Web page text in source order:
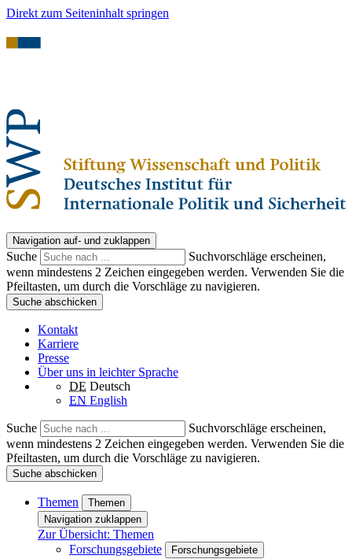
Direkt zum Seiteninhalt springen
Navigation auf- und zuklappen
Suche
Suchvorschläge erscheinen,
wenn mindestens 2 Zeichen eingegeben werden. Verwenden Sie die
Pfeiltasten, um durch die Vorschläge zu navigieren.
Suche abschicken
Kontakt
Karriere
Presse
Über uns in leichter Sprache
DE Deutsch
EN English
Suche
Suchvorschläge erscheinen,
wenn mindestens 2 Zeichen eingegeben werden. Verwenden Sie die
Pfeiltasten, um durch die Vorschläge zu navigieren.
Suche abschicken
Themen
Themen
Navigation zuklappen
Zur Übersicht: Themen
Forschungsgebiete
Forschungsgebiete